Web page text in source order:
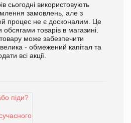
сьогодні використовують
замовлень, але з
процес не є досконалим. Це
обсягами товарів в магазині.
товару може забезпечити
- обмежений капітал та
всі акції.